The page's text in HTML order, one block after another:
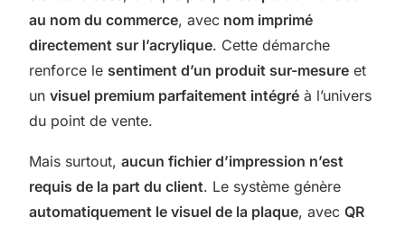
au nom du commerce, avec nom imprimé
directement sur l’acrylique. Cette démarche
renforce le sentiment d’un produit sur-mesure et
unvisuel premium parfaitement intégré à l’univers
du point de vente.
Mais surtout,aucun fichier d’impression n’est
requis de la part du client. Le système génère
automatiquement le visuel de la plaque, avecQR